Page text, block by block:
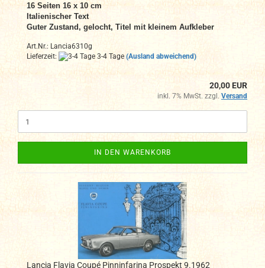
16Seiten 16 x 10 cm
Italienischer Text
Guter Zustand, gelocht, Titel mit kleinem Aufkleber
Art.Nr.: Lancia6310g
Lieferzeit:
3-4 Tage (Ausland abweichend)
20,00 EUR
inkl. 7% MwSt. zzgl. Versand
IN DEN WARENKORB
Lancia Flavia Coupé Pinninfarina Prospekt 9.1962